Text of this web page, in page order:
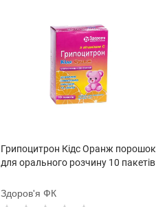
Грипоцитрон Кідс Оранж порошок
для орального розчину 10 пакетів
Здоров'я ФК